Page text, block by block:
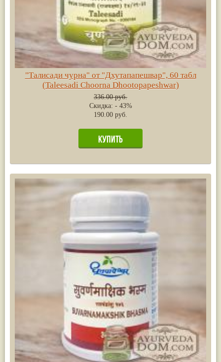
"Талисади чурна" от "Дхутапапешвар", 60 табл
(Taleesadi Choorna Dhootopapeshwar)
336.00 руб.
Скидка: - 43%
190.00 руб.